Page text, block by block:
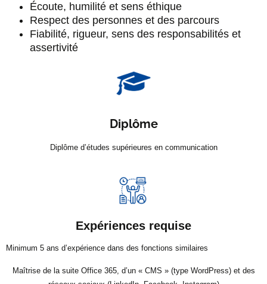
Écoute, humilité et sens éthique
Respect des personnes et des parcours
Fiabilité, rigueur, sens des responsabilités et
assertivité
Diplôme
Diplôme d’études supérieures en communication
Expériences requise
Minimum 5 ans d’expérience dans des fonctions similaires
Maîtrise de la suite Office 365, d’un « CMS » (type WordPress) et des